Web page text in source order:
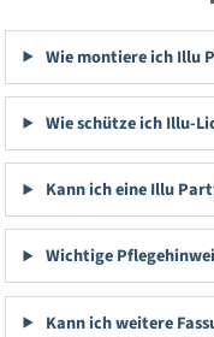
Wie montiere ich Illu
Wie schütze ich Illu-
Kann ich eine Illu
Wichtige
Kann ich weitere